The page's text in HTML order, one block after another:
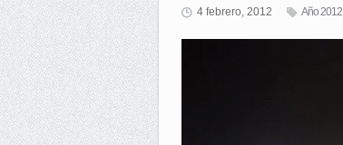
4 febrero, 2012 Año 2012